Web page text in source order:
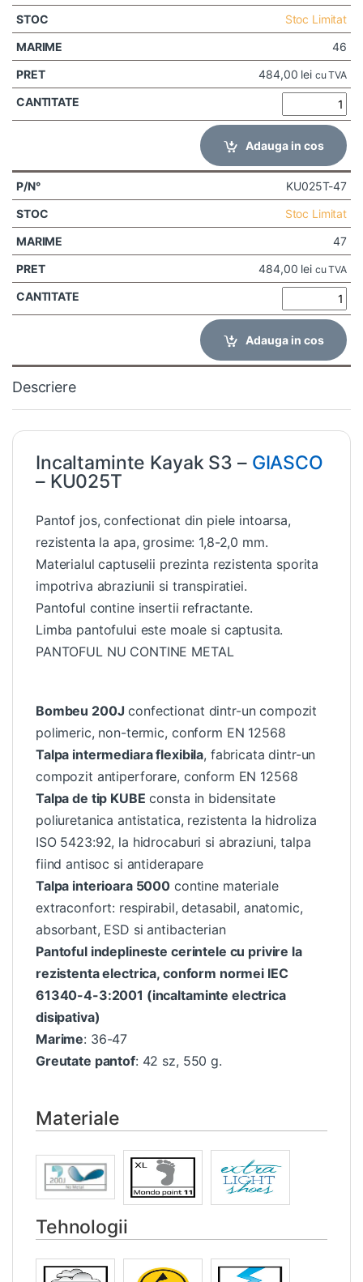
Stoc Limitat
46
484,00 lei cu TVA
Adauga in cos
KU025T-47
Stoc Limitat
47
484,00 lei cu TVA
Adauga in cos
Descriere
Incaltaminte Kayak S3 – GIASCO
– KU025T
Pantof jos, confectionat din piele intoarsa,
rezistenta la apa, grosime: 1,8-2,0 mm.
Materialul captuselii prezinta rezistenta sporita
impotriva abraziunii si transpiratiei.
Pantoful contine insertii refractante.
Limba pantofului este moale si captusita.
PANTOFUL NU CONTINE METAL
Bombeu 200J confectionat dintr-un compozit
polimeric, non-termic, conform EN 12568
Talpa intermediara flexibila, fabricata dintr-un
compozit antiperforare, conform EN 12568
Talpa de tip KUBE consta in bidensitate
poliuretanica antistatica, rezistenta la hidroliza
ISO 5423:92, la hidrocaburi si abraziuni, talpa
fiind antisoc si antiderapare
Talpa interioara 5000 contine materiale
extraconfort: respirabil, detasabil, anatomic,
absorbant, ESD si antibacterian
Pantoful indeplineste cerintele cu privire la
rezistenta electrica, conform normei IEC
61340-4-3:2001 (incaltaminte electrica
disipativa)
Marime: 36-47
Greutate pantof: 42 sz, 550 g.
Materiale
Tehnologii